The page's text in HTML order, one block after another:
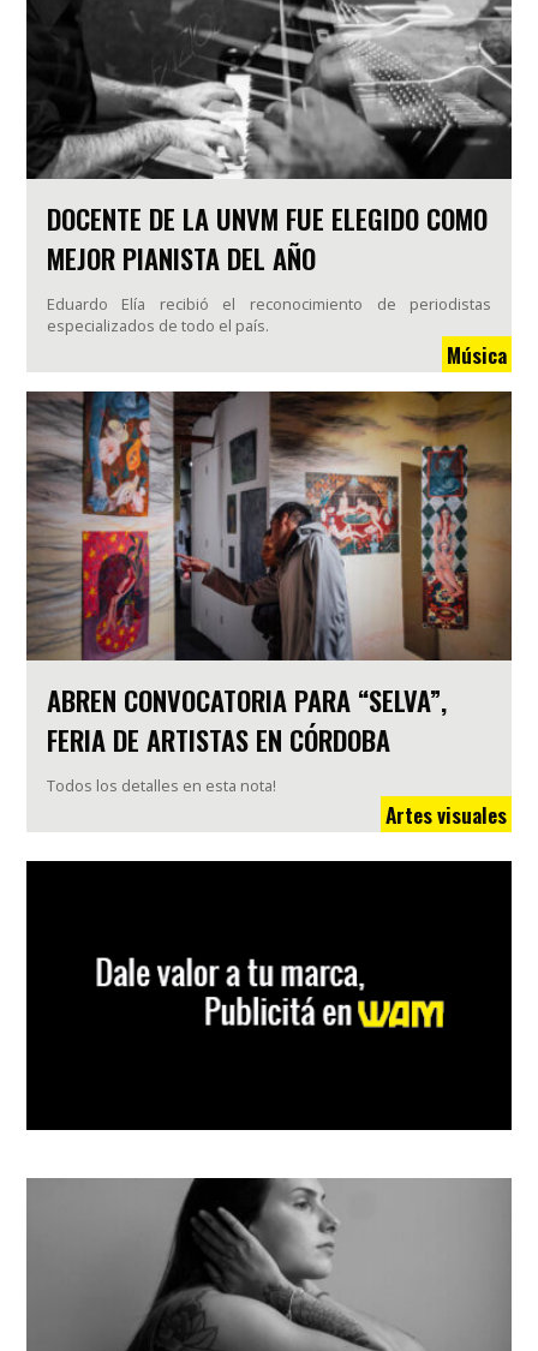
DOCENTE DE LA UNVM FUE ELEGIDO COMO
MEJOR PIANISTA DEL AÑO
Eduardo Elía recibió el reconocimiento de periodistas
especializados de todo el país.
Música
ABREN CONVOCATORIA PARA “SELVA”,
FERIA DE ARTISTAS EN CÓRDOBA
Todos los detalles en esta nota!
Artes visuales